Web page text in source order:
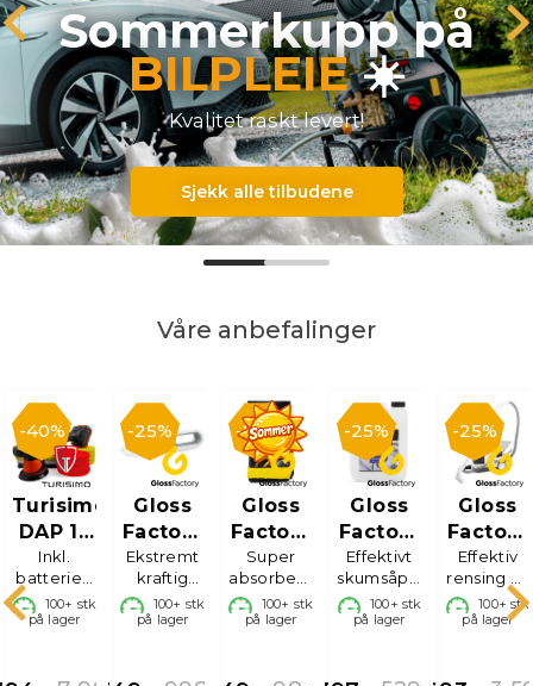
Sommerkupp på
BILPLEIE☀️
Kvalitet raskt levert!
Sjekk alle tilbudene
Våre anbefalinger
40%
Turisimo
DAP 15
X
Starter
Kit
Inkl.
batterier,
lader,
puter og
100+ stk
på lager
25%
Gloss
Factory
Håndstøvsuger
Ekstremt
kraftig
mini
støvsuger
100+ stk
på lager
50%
Gloss
Factory
Tørkehåndkle
Super
absorberende,
60x85cm
100+ stk
på lager
25%
Gloss
Factory
Suds
Heaven
Effektivt
skumsåpe,
4L
100+ stk
på lager
25%
Gloss
Factory
Effektiv
rensing av
bil, båt og
hjem
100+ stk
på lager